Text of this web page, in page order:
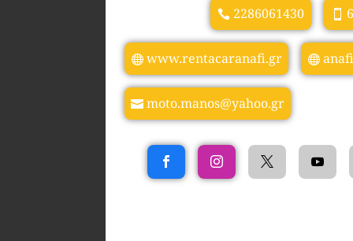
2286061430
www.rentacaranafi.gr
moto.manos@yahoo.gr